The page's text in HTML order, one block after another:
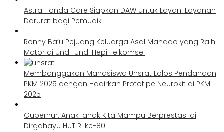
Astra Honda Care Siapkan DAW untuk Layani Layanan
Darurat bagi Pemudik
Ronny Ba’u Pejuang Keluarga Asal Manado yang Raih
Motor di Undi-Undi Hepi Telkomsel
Membanggakan Mahasiswa Unsrat Lolos Pendanaan
PKM 2025 dengan Hadirkan Prototipe Neurokit di PKM
2025
Gubernur: Anak-anak Kita Mampu Berprestasi di
Dirgahayu HUT RI ke-80